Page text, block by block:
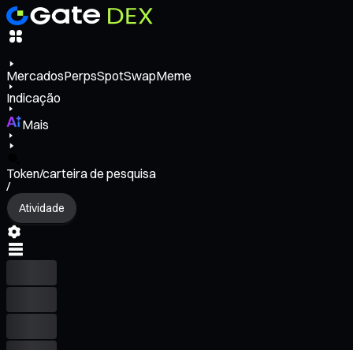
MercadosPerpsSpotSwapMeme
Indicação
Mais
Token/carteira de pesquisa
/
Atividade